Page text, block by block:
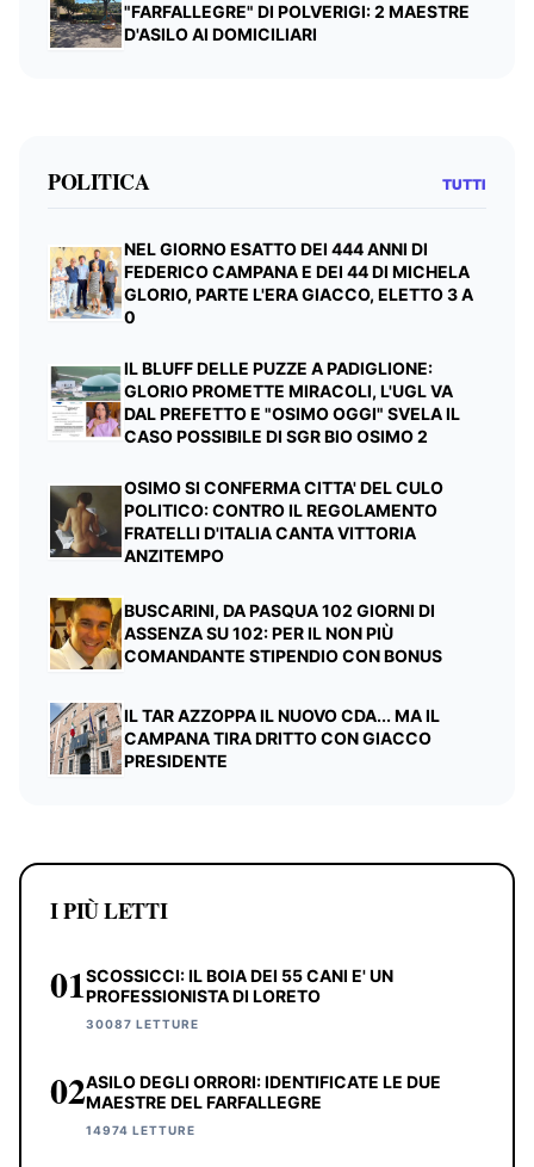
"FARFALLEGRE" DI POLVERIGI: 2 MAESTRE
D'ASILO AI DOMICILIARI
POLITICA TUTTI
NEL GIORNO ESATTO DEI 444 ANNI DI
FEDERICO CAMPANA E DEI 44 DI MICHELA
GLORIO, PARTE L'ERA GIACCO, ELETTO 3 A
0
IL BLUFF DELLE PUZZE A PADIGLIONE:
GLORIO PROMETTE MIRACOLI, L'UGL VA
DAL PREFETTO E "OSIMO OGGI" SVELA IL
CASO POSSIBILE DI SGR BIO OSIMO 2
OSIMO SI CONFERMA CITTA' DEL CULO
POLITICO: CONTRO IL REGOLAMENTO
FRATELLI D'ITALIA CANTA VITTORIA
ANZITEMPO
BUSCARINI, DA PASQUA 102 GIORNI DI
ASSENZA SU 102: PER IL NON PIÙ
COMANDANTE STIPENDIO CON BONUS
IL TAR AZZOPPA IL NUOVO CDA... MA IL
CAMPANA TIRA DRITTO CON GIACCO
PRESIDENTE
I PIÙ LETTI
01SCOSSICCI: IL BOIA DEI 55 CANI E' UN
PROFESSIONISTA DI LORETO
30087 LETTURE
02ASILO DEGLI ORRORI: IDENTIFICATE LE DUE
MAESTRE DEL FARFALLEGRE
14974 LETTURE